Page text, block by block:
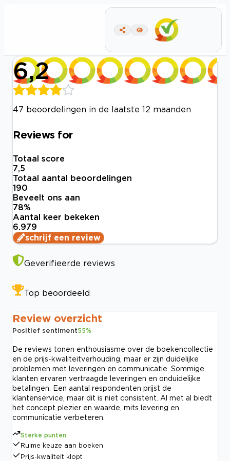
6,2
47 beoordelingen in de laatste 12 maanden
Reviews for
Totaal score
7,5
Totaal aantal beoordelingen
190
Beveelt ons aan
78%
Aantal keer bekeken
6.979
schrijf een review
Geverifieerde reviews
Top beoordeeld
Review overzicht
Positief sentiment55%
De reviews tonen enthousiasme over de boekencollectie
en de prijs-kwaliteitverhouding, maar er zijn duidelijke
problemen met leveringen en communicatie. Sommige
klanten ervaren vertraagde leveringen en onduidelijke
betalingen. Een aantal respondenten prijst de
klantenservice, maar dit is niet consistent. Al met al biedt
het concept plezier en waarde, mits levering en
communicatie verbeteren.
Sterke punten
Ruime keuze aan boeken
Prijs-kwaliteit klopt